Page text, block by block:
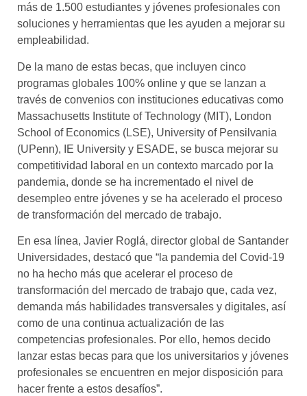
más de 1.500 estudiantes y jóvenes profesionales con
soluciones y herramientas que les ayuden a mejorar su
empleabilidad.
De la mano de estas becas, que incluyen cinco
programas globales 100% online y que se lanzan a
través de convenios con instituciones educativas como
Massachusetts Institute of Technology (MIT), London
School of Economics (LSE), University of Pensilvania
(UPenn), IE University y ESADE, se busca mejorar su
competitividad laboral en un contexto marcado por la
pandemia, donde se ha incrementado el nivel de
desempleo entre jóvenes y se ha acelerado el proceso
de transformación del mercado de trabajo.
En esa línea, Javier Roglá, director global de Santander
Universidades, destacó que “la pandemia del Covid-19
no ha hecho más que acelerar el proceso de
transformación del mercado de trabajo que, cada vez,
demanda más habilidades transversales y digitales, así
como de una continua actualización de las
competencias profesionales. Por ello, hemos decido
lanzar estas becas para que los universitarios y jóvenes
profesionales se encuentren en mejor disposición para
hacer frente a estos desafíos”.